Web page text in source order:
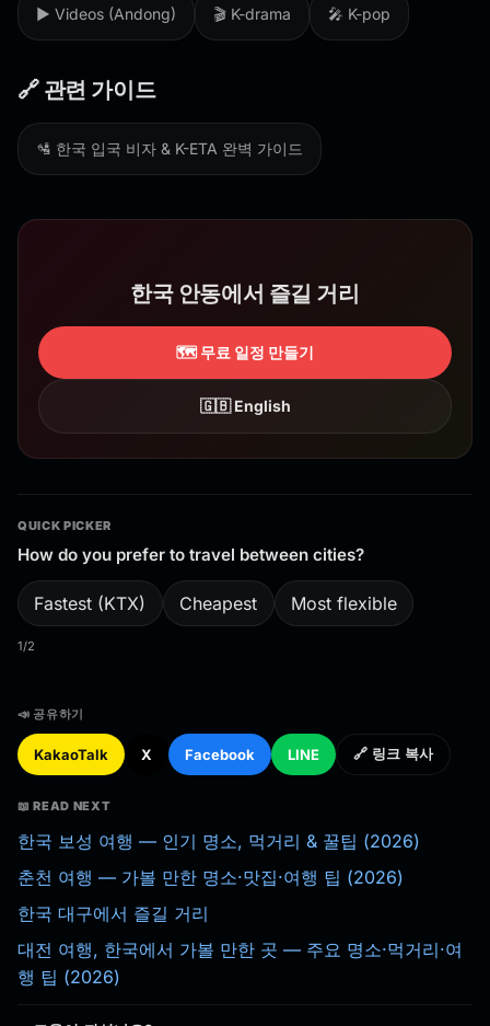
▶️ Videos (Andong) 🎬 K-drama 🎤 K-pop
🔗 관련 가이드
🛂 한국 입국 비자 & K-ETA 완벽 가이드
한국 안동에서 즐길 거리
🗺️ 무료 일정 만들기
🇬🇧 English
QUICK PICKER
How do you prefer to travel between cities?
Fastest (KTX) Cheapest Most flexible
1/2
📣 공유하기
KakaoTalk X Facebook LINE 🔗 링크 복사
📖 READ NEXT
한국 보성 여행 — 인기 명소, 먹거리 & 꿀팁 (2026)
춘천 여행 — 가볼 만한 명소·맛집·여행 팁 (2026)
한국 대구에서 즐길 거리
대전 여행, 한국에서 가볼 만한 곳 — 주요 명소·먹거리·여
행 팁 (2026)